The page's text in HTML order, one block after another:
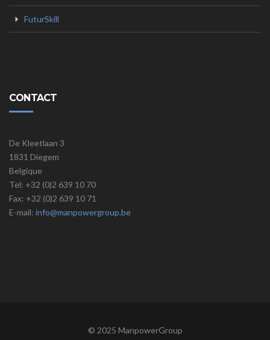
FuturSkill
CONTACT
De Kleetlaan 3
1831 Diegem
Belgique
Tel: +32 (0)2 639 10 70
Fax: +32 (0)2 639 10 71
E-mail: info@manpowergroup.be
© 2025 ManpowerGroup